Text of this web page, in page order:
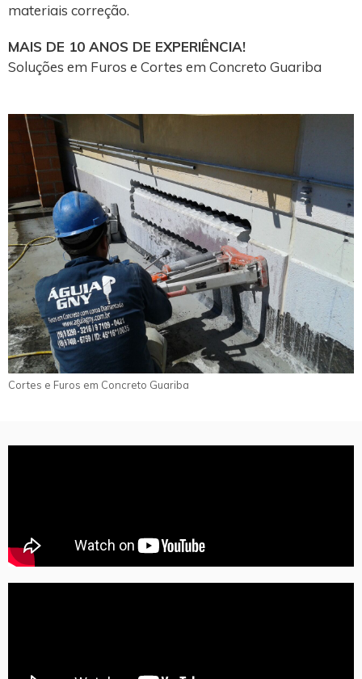
materiais correção.
MAIS DE 10 ANOS DE EXPERIÊNCIA!
Soluções em Furos e Cortes em Concreto Guariba
Cortes e Furos em Concreto Guariba